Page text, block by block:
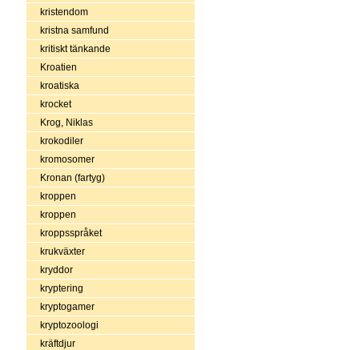
kristendom
kristna samfund
kritiskt tänkande
Kroatien
kroatiska
krocket
Krog, Niklas
krokodiler
kromosomer
Kronan (fartyg)
kroppen
kroppen
kroppsspråket
krukväxter
kryddor
kryptering
kryptogamer
kryptozoologi
kräftdjur